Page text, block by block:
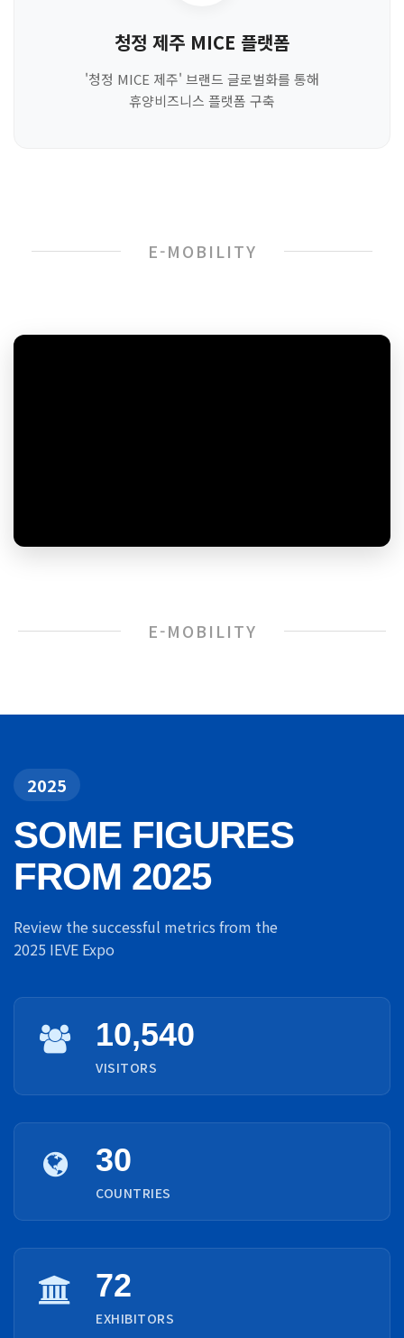
청정 제주 MICE 플랫폼
'청정 MICE 제주' 브랜드 글로벌화를 통해
휴양비즈니스 플랫폼 구축
E-MOBILITY
E-MOBILITY
2025
SOME FIGURES
FROM 2025
Review the successful metrics from the
2025 IEVE Expo
10,540
VISITORS
30
COUNTRIES
72
EXHIBITORS